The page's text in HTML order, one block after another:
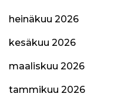
heinäkuu 2026
kesäkuu 2026
maaliskuu 2026
tammikuu 2026